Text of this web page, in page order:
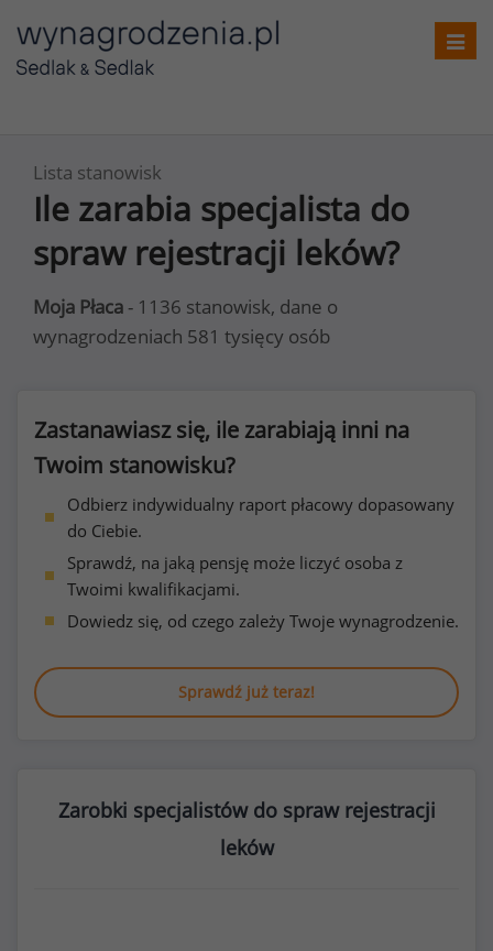
Lista stanowisk
Ile zarabia specjalista do
spraw rejestracji leków?
Moja Płaca - 1136 stanowisk, dane o
wynagrodzeniach 581 tysięcy osób
Zastanawiasz się, ile zarabiają inni na
Twoim stanowisku?
Odbierz indywidualny raport płacowy dopasowany
do Ciebie.
Sprawdź, na jaką pensję może liczyć osoba z
Twoimi kwalifikacjami.
Dowiedz się, od czego zależy Twoje wynagrodzenie.
Sprawdź już teraz!
Zarobki specjalistów do spraw rejestracji
leków